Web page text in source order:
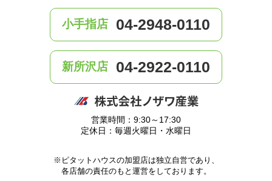
小手指店 04-2948-0110
新所沢店 04-2922-0110
営業時間：9:30～17:30
定休日：毎週火曜日・水曜日
※ピタットハウスの加盟店は独立自営であり、
各店舗の責任のもと運営をしております。